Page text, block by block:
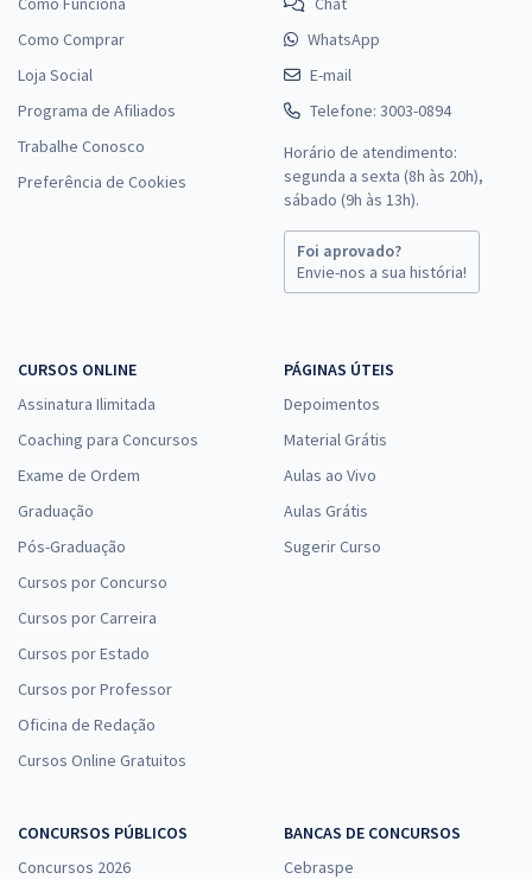
Como Comprar
Loja Social
Programa de Afiliados
Trabalhe Conosco
Preferência de Cookies
WhatsApp
E-mail
Telefone: 3003-0894
Horário de atendimento:
segunda a sexta (8h às 20h),
sábado (9h às 13h).
Foi aprovado?
Envie-nos a sua história!
CURSOS ONLINE
Assinatura Ilimitada
Coaching para Concursos
Exame de Ordem
Graduação
Pós-Graduação
Cursos por Concurso
Cursos por Carreira
Cursos por Estado
Cursos por Professor
Oficina de Redação
Cursos Online Gratuitos
PÁGINAS ÚTEIS
Depoimentos
Material Grátis
Aulas ao Vivo
Aulas Grátis
Sugerir Curso
CONCURSOS PÚBLICOS
Concursos 2026
BANCAS DE CONCURSOS
Cebraspe